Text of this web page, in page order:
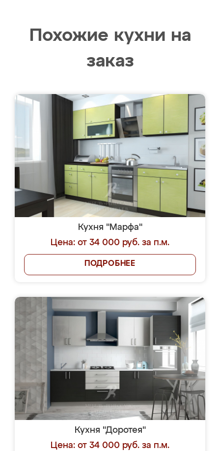
Похожие кухни на
заказ
Кухня "Марфа"
Цена: от 34 000 руб. за п.м.
ПОДРОБНЕЕ
Кухня "Доротея"
Цена: от 34 000 руб. за п.м.